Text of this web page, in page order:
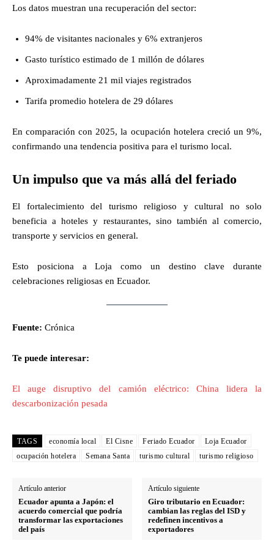
Los datos muestran una recuperación del sector:
94% de visitantes nacionales y 6% extranjeros
Gasto turístico estimado de 1 millón de dólares
Aproximadamente 21 mil viajes registrados
Tarifa promedio hotelera de 29 dólares
En comparación con 2025, la ocupación hotelera creció un 9%,
confirmando una tendencia positiva para el turismo local.
Un impulso que va más allá del feriado
El fortalecimiento del turismo religioso y cultural no solo
beneficia a hoteles y restaurantes, sino también al comercio,
transporte y servicios en general.
Esto posiciona a Loja como un destino clave durante
celebraciones religiosas en Ecuador.
Fuente: Crónica
Te puede interesar:
El auge disruptivo del camión eléctrico: China lidera la
descarbonización pesada
TAGS economía local El Cisne Feriado Ecuador
Loja Ecuador
ocupación hotelera
Semana Santa turismo cultural turismo religioso
Artículo anterior
Ecuador apunta a Japón: el
acuerdo comercial que podría
transformar las exportaciones
del país
Artículo siguiente
Giro tributario en Ecuador:
cambian las reglas del ISD y
redefinen incentivos a
exportadores